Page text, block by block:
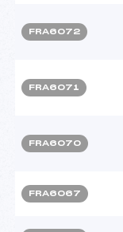
FRA6072
FRA6071
FRA6070
FRA6067